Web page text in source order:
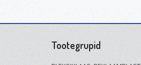
Tootegrupid